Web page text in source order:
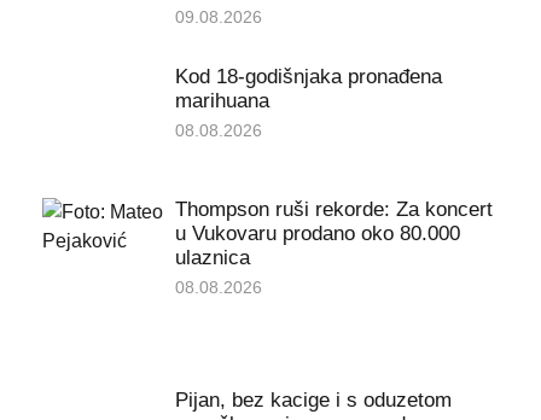
09.08.2026
Kod 18-godišnjaka pronađena
marihuana
08.08.2026
Thompson ruši rekorde: Za koncert
u Vukovaru prodano oko 80.000
ulaznica
08.08.2026
Pijan, bez kacige i s oduzetom